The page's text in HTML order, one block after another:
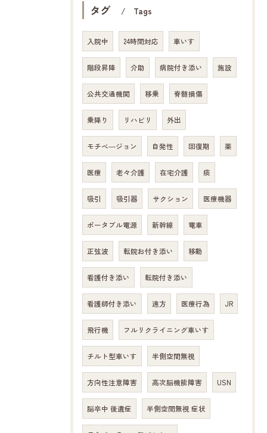
タグ Tags
入院中 24時間対応 車いす
階段昇降 介助 病院付き添い 施設
公共交通機関 移乗 脊髄損傷
乗降り リハビリ 外出
モチベ―ジョン 自発性 回復期 薬
医療 老々介護 在宅介護 痰
吸引 吸引器 サクション 医療機器
ポータブル電源 新幹線 電車
正弦波 転院お付き添い 移動
看護付き添い 転院付き添い
看護師付き添い 遠方 医療行為 JR
飛行機 フルリクライニング車いす
チルト型車いす 半側空間無視
方向性注意障害 高次脳機能障害 USN
脳卒中 後遺症 半側空間無視 症状